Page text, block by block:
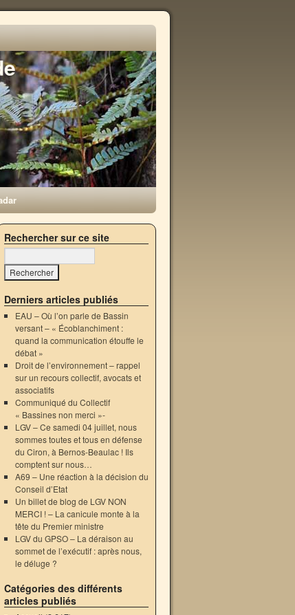
Rechercher sur ce site
Derniers articles publiés
EAU – Où l’on parle de Bassin
versant – « Écoblanchiment :
quand la communication étouffe le
débat »
Droit de l’environnement – rappel
sur un recours collectif, avocats et
associatifs
Communiqué du Collectif
« Bassines non merci »-
LGV – Ce samedi 04 juillet, nous
sommes toutes et tous en défense
du Ciron, à Bernos-Beaulac ! Ils
comptent sur nous…
A69 – Une réaction à la décision du
Conseil d’Etat
Un billet de blog de LGV NON
MERCI ! – La canicule monte à la
tête du Premier ministre
LGV du GPSO – La déraison au
sommet de l’exécutif : après nous,
le déluge ?
Catégories des différents
articles publiés